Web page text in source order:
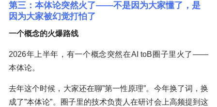
第三：本体论突然火了——不是因为大家懂了，是
因为大家被幻觉打怕了
一个概念的火爆路线
2026年上半年，有一个概念突然在AI toB圈子里火了——
本体论。
去年这个时候，大家还在聊”第一性原理”。今年换了词，换
成了”本体论”。圈子里的技术负责人在研讨会上高频提到这